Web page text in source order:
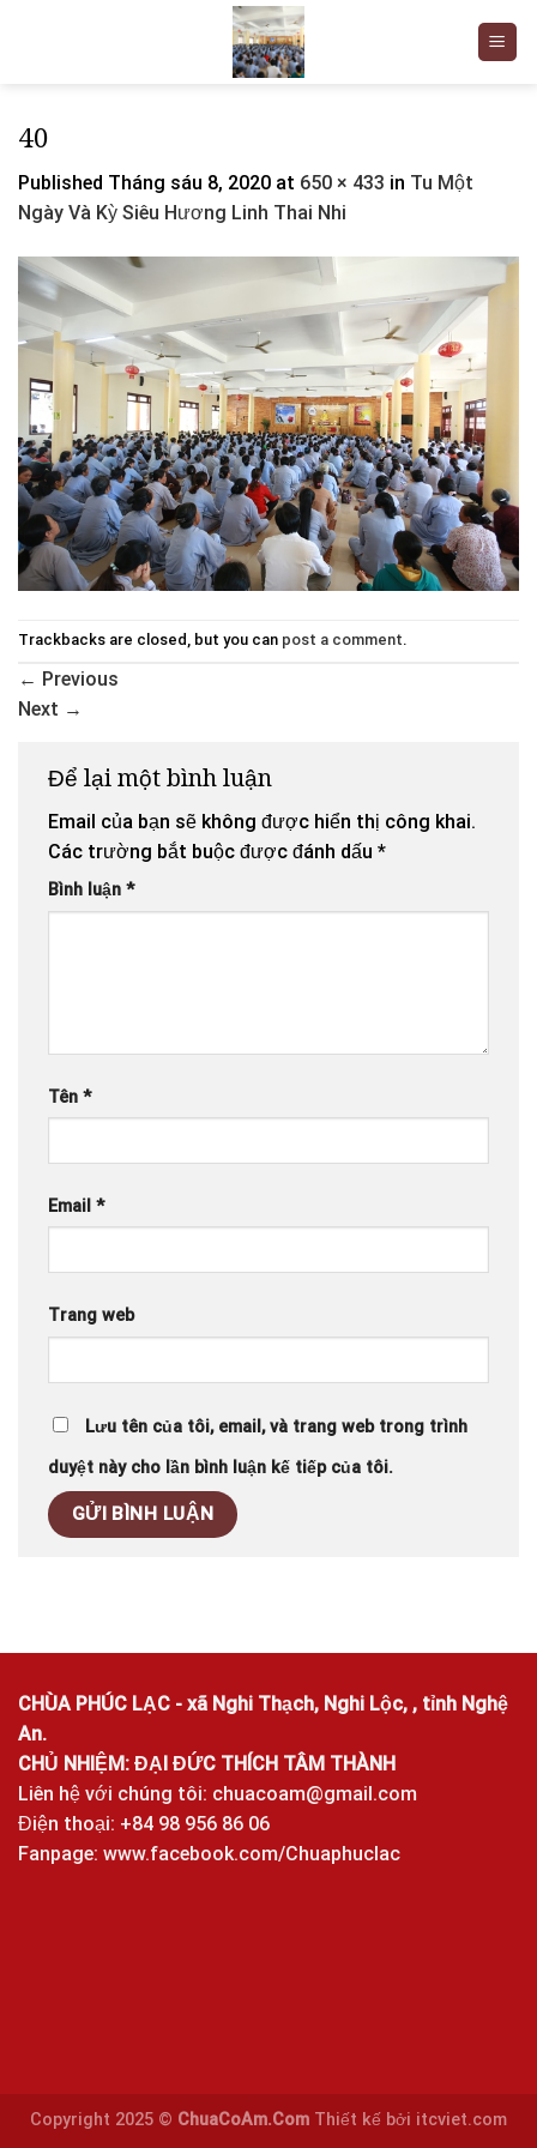
40
Published Tháng sáu 8, 2020 at 650 × 433 in Tu Một
Ngày Và Kỳ Siêu Hương Linh Thai Nhi
Trackbacks are closed, but you can post a comment.
← Previous
Next →
Để lại một bình luận
Email của bạn sẽ không được hiển thị công khai.
Các trường bắt buộc được đánh dấu *
Bình luận *
Tên *
Email *
Trang web
Lưu tên của tôi, email, và trang web trong trình
duyệt này cho lần bình luận kế tiếp của tôi.
CHÙA PHÚC LẠC - xã Nghi Thạch, Nghi Lộc, , tỉnh Nghệ
An.
CHỦ NHIỆM: ĐẠI ĐỨC THÍCH TÂM THÀNH
Liên hệ với chúng tôi: chuacoam@gmail.com
Điện thoại: +84 98 956 86 06
Fanpage: www.facebook.com/Chuaphuclac
Copyright 2025 © ChuaCoAm.Com Thiết kế bởi itcviet.com